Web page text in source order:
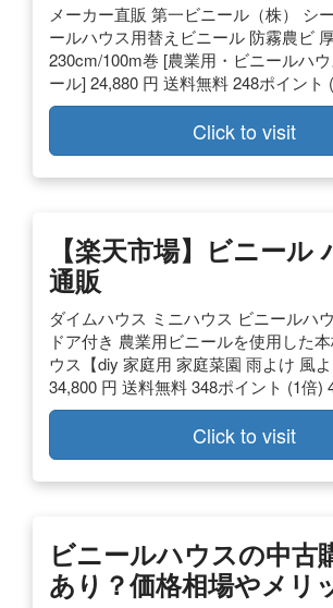
メーカー直販 第一ビニール（株） シ
ールハウス用替えビニール 防霧農ビ
230cm/100m巻 [農業用・ビニールハ
ール] 24,880 円 送料無料 248ポイント
Click to visit
【楽天市場】ビニール
通販
ダイムハウス ミニハウス ビニールハ
ドア付き 農業用ビニールを使用した
ウス【diy 家庭用 家庭菜園 雨よけ 風よ
34,800 円 送料無料 348ポイント (1倍)
Click to visit
ビニールハウスの中古
あり？価格相場やメリ